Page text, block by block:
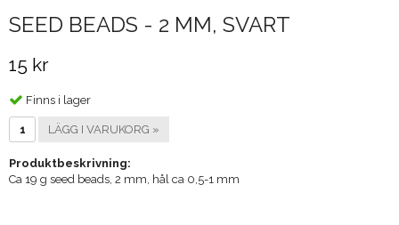
SEED BEADS - 2 MM, SVART
15 kr
Finns i lager
LÄGG I VARUKORG »
Produktbeskrivning:
Ca 19 g seed beads, 2 mm, hål ca 0,5-1 mm